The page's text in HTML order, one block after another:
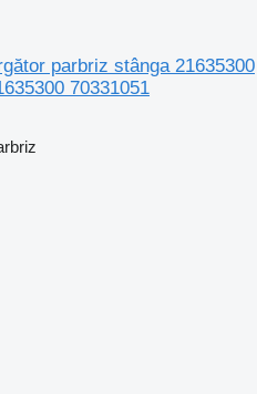
parbriz stânga 21635300
70331051